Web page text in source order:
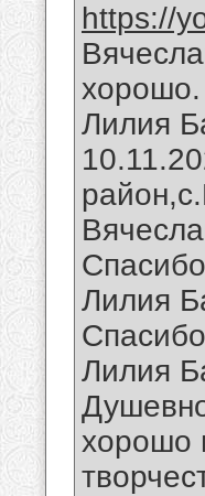
https://
хорошо.
Лилия
Лилия
Лилия
хорошо